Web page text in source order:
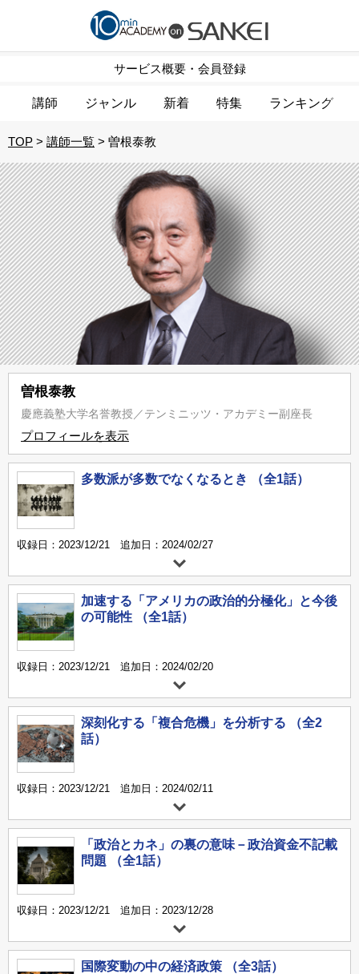
サービス概要・会員登録
講師 ジャンル 新着 特集 ランキング
TOP 講師一覧 曽根泰教
曽根泰教
慶應義塾大学名誉教授／テンミニッツ・アカデミー副座長
プロフィールを表示
多数派が多数でなくなるとき （全1話）
収録日：2023/12/21 追加日：2024/02/27
加速する「アメリカの政治的分極化」と今後
の可能性 （全1話）
収録日：2023/12/21 追加日：2024/02/20
深刻化する「複合危機」を分析する （全2
話）
収録日：2023/12/21 追加日：2024/02/11
「政治とカネ」の裏の意味－政治資金不記載
問題 （全1話）
収録日：2023/12/21 追加日：2023/12/28
国際変動の中の経済政策 （全3話）